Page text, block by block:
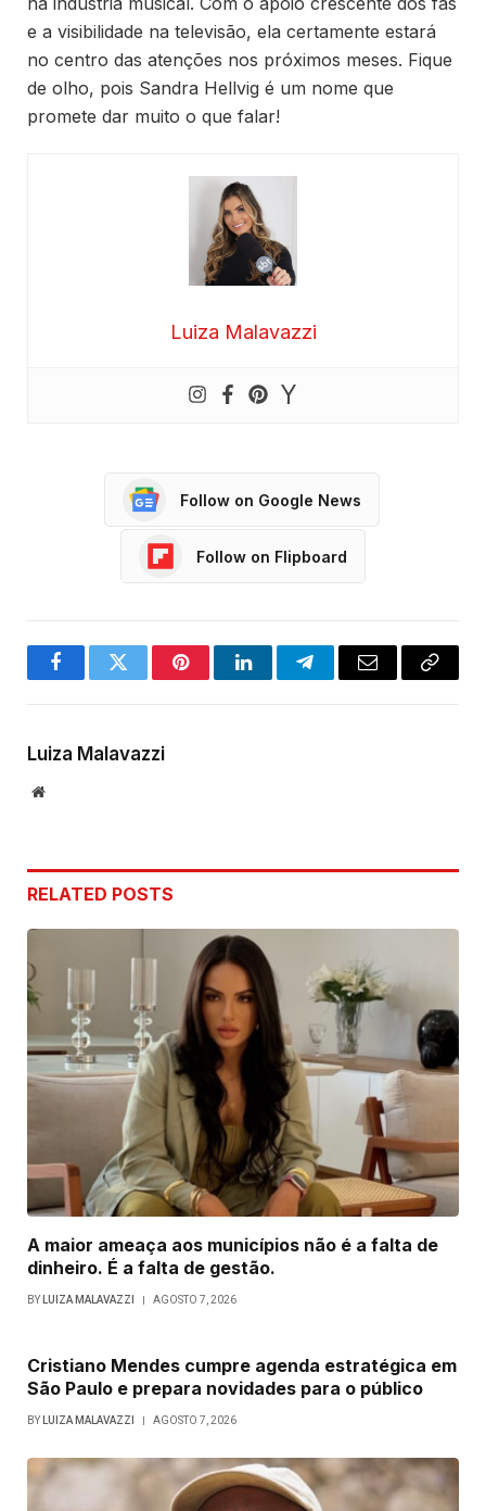
e a visibilidade na televisão, ela certamente estará
no centro das atenções nos próximos meses. Fique
de olho, pois Sandra Hellvig é um nome que
promete dar muito o que falar!
Luiza Malavazzi
Follow on Google News
Follow on Flipboard
FacebookTwitter PinterestLinkedInTelegramEmail
Copy
Luiza Malavazzi
Website
RELATED POSTS
A maior ameaça aos municípios não é a falta de
dinheiro. É a falta de gestão.
BY LUIZA MALAVAZZI AGOSTO 7, 2026
Cristiano Mendes cumpre agenda estratégica em
São Paulo e prepara novidades para o público
BY LUIZA MALAVAZZI AGOSTO 7, 2026